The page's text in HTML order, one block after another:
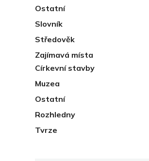
Ostatní
Slovník
Středověk
Zajímavá místa
Církevní stavby
Muzea
Ostatní
Rozhledny
Tvrze